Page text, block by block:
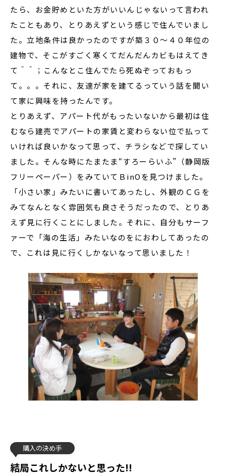
たら、お金貯めといた方がいいんじゃないって言われ
たこともあり、とりあえずという感じで住んでいまし
た。立地条件は良かったのですが築３０～４０年位の
建物で、そこがすごく寒くてだんだんカビもはえてき
て＾＾；こんなとこ住んでたら死ぬぞっておもっ
て。。。それに、友達が家を建てるっていう話を聞い
て家に興味を持ったんです。
とりあえず、アパート代がもったいないから最初は住
むなら建売でアパートの家賃と変わらない位で払って
いければ良いかなって思って、チラシなどで探してい
ました。そんな時にたまたま“すろーらいふ”（静岡版
フリーペーパー）をみていてＢinOを見つけました。
「小さい家」みたいに書いてあったし、外観のＣＧを
みてなんとなく雰囲気も良さそうだったので、とりあ
えず見に行くことにしました。それに、自分もサーフ
ァーで「海の生活」みたいなのをにおわしてあったの
で、これは見に行くしかないなって思いました！
購入の決め手
結局これしかないと思った!!